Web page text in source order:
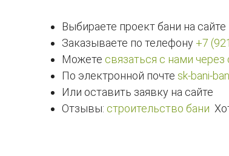
Выбираете проект бани на сайте
Заказываете по телефону +7
Можете связаться с нами
По электронной почте sk-bani-
Или оставить заявку на сайте
Отзывы: строительство бани